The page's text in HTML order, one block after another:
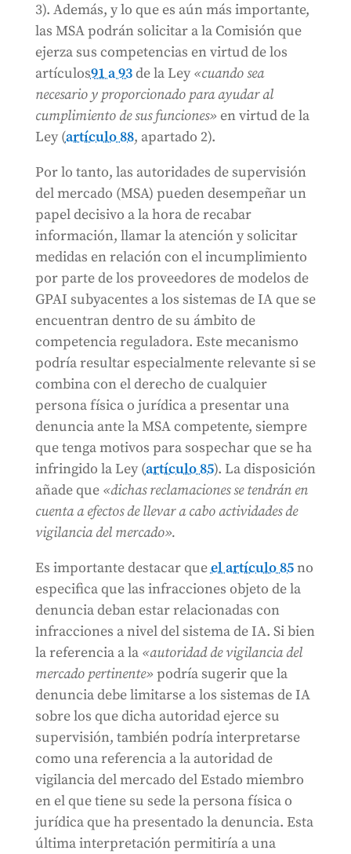
3). Además, y lo que es aún más importante,
las MSA podrán solicitar a la Comisión que
ejerza sus competencias en virtud de los
artículos91 a 93de la Ley «cuando sea
necesario y proporcionado para ayudar al
cumplimiento de sus funciones» en virtud de la
Ley (artículo 88, apartado 2).
Por lo tanto, las autoridades de supervisión
del mercado (MSA) pueden desempeñar un
papel decisivo a la hora de recabar
información, llamar la atención y solicitar
medidas en relación con el incumplimiento
por parte de los proveedores de modelos de
GPAI subyacentes a los sistemas de IA que se
encuentran dentro de su ámbito de
competencia reguladora. Este mecanismo
podría resultar especialmente relevante si se
combina con el derecho de cualquier
persona física o jurídica a presentar una
denuncia ante la MSA competente, siempre
que tenga motivos para sospechar que se ha
infringido la Ley (artículo 85). La disposición
añade que «dichas reclamaciones se tendrán en
cuenta a efectos de llevar a cabo actividades de
vigilancia del mercado».
Es importante destacar queel artículo 85no
especifica que las infracciones objeto de la
denuncia deban estar relacionadas con
infracciones a nivel del sistema de IA. Si bien
la referencia a la «autoridad de vigilancia del
mercado pertinente» podría sugerir que la
denuncia debe limitarse a los sistemas de IA
sobre los que dicha autoridad ejerce su
supervisión, también podría interpretarse
como una referencia a la autoridad de
vigilancia del mercado del Estado miembro
en el que tiene su sede la persona física o
jurídica que ha presentado la denuncia. Esta
última interpretación permitiría a una